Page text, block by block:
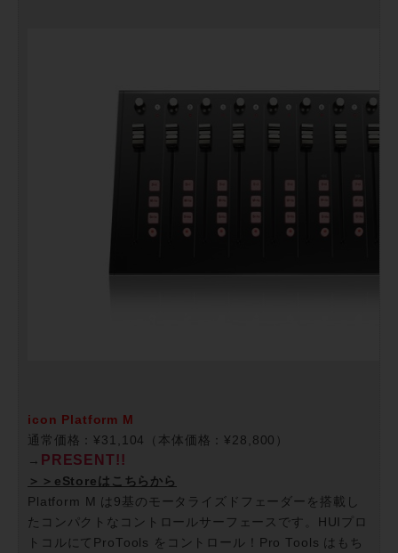
icon Platform M
通常価格：¥31,104（本体価格：¥28,800）
→ PRESENT!!
＞＞eStoreはこちらから
Platform M は9基のモータライズドフェーダーを搭載し
たコンパクトなコントロールサーフェースです。HUIプロ
トコルにてProTools をコントロール！Pro Tools はもち